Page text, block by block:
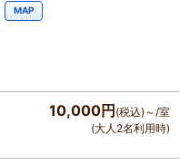
MAP
10,000円 (税込)～/室
(大人2名利用時)